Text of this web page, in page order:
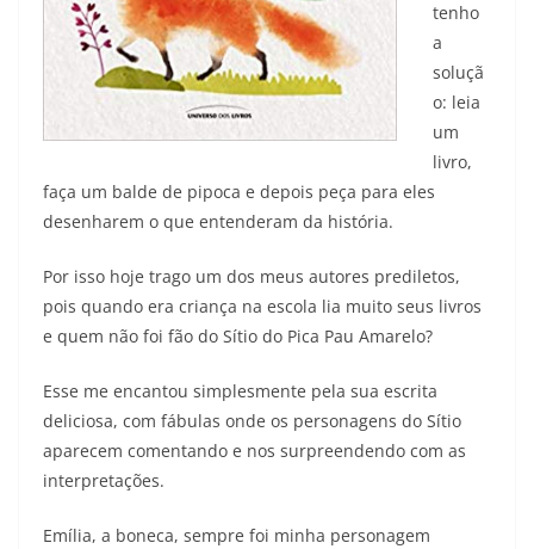
tenho
a
soluçã
o: leia
um
livro,
faça um balde de pipoca e depois peça para eles
desenharem o que entenderam da história.
Por isso hoje trago um dos meus autores prediletos,
pois quando era criança na escola lia muito seus livros
e quem não foi fão do Sítio do Pica Pau Amarelo?
Esse me encantou simplesmente pela sua escrita
deliciosa, com fábulas onde os personagens do Sítio
aparecem comentando e nos surpreendendo com as
interpretações.
Emília, a boneca, sempre foi minha personagem